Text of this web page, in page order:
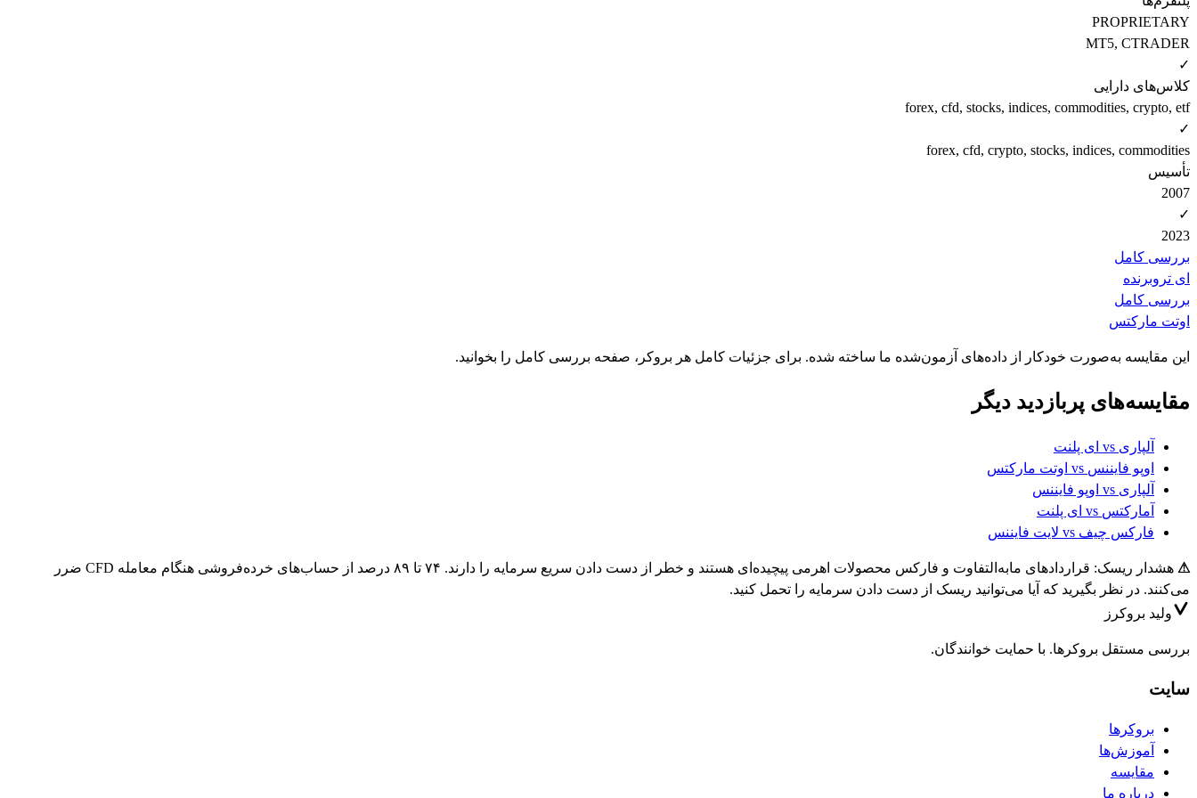
PROPRIETARY
MT5, CTRADER
✓
کلاس‌های دارایی
forex, cfd, stocks, indices, commodities, crypto, etf
✓
forex, cfd, crypto, stocks, indices, commodities
تأسیس
2007
✓
2023
بررسی کامل
ای تروبرنده
بررسی کامل
اوتت مارکتس
این مقایسه به‌صورت خودکار از داده‌های آزمون‌شده ما ساخته شده. برای جزئیات کامل هر بروکر، صفحه بررسی کامل را بخوانید.
مقایسه‌های پربازدید دیگر
آلپاری vs ای پلنت
اوپو فایننس vs اوتت مارکتس
آلپاری vs اوپو فایننس
آمارکتس vs ای پلنت
فارکس چیف vs لایت فایننس
⚠
هشدار ریسک: قراردادهای مابه‌التفاوت و فارکس محصولات اهرمی پیچیده‌ای هستند و خطر از دست دادن سریع سرمایه را دارند. ۷۴ تا ۸۹ درصد از حساب‌های خرده‌فروشی هنگام معامله CFD ضرر
می‌کنند. در نظر بگیرید که آیا می‌توانید ریسک از دست دادن سرمایه را تحمل کنید.
ولید بروکرز
بررسی مستقل بروکرها. با حمایت خوانندگان.
سایت
بروکرها
آموزش‌ها
مقایسه
درباره ما